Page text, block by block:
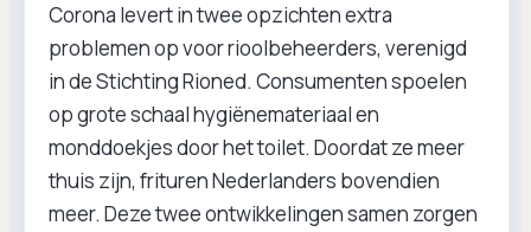
Corona levert in twee opzichten extra
problemen op voor rioolbeheerders, verenigd
in de Stichting Rioned. Consumenten spoelen
op grote schaal hygiënemateriaal en
monddoekjes door het toilet. Doordat ze meer
thuis zijn, frituren Nederlanders bovendien
meer. Deze twee ontwikkelingen samen zorgen